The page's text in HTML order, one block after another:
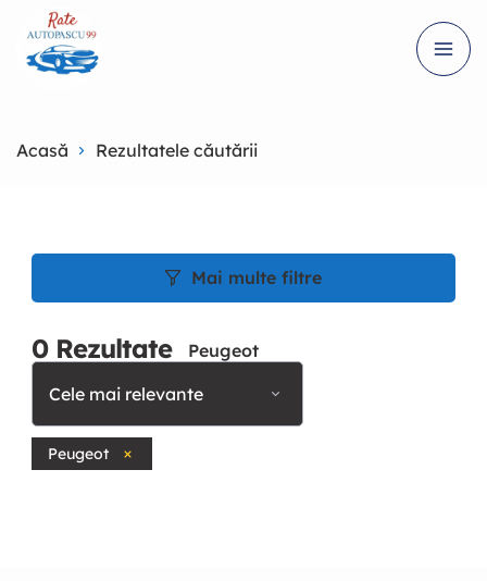
Acasă Rezultatele căutării
Mai multe filtre
0 Rezultate
Peugeot
Cele mai relevante
Peugeot